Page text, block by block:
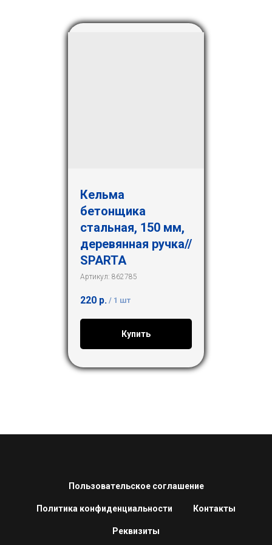
Кельма
бетонщика
стальная, 150 мм,
деревянная ручка//
SPARTA
Артикул: 862785
220 р. / 1 шт
Купить
Пользовательское соглашение
Политика конфиденциальности Контакты
Реквизиты